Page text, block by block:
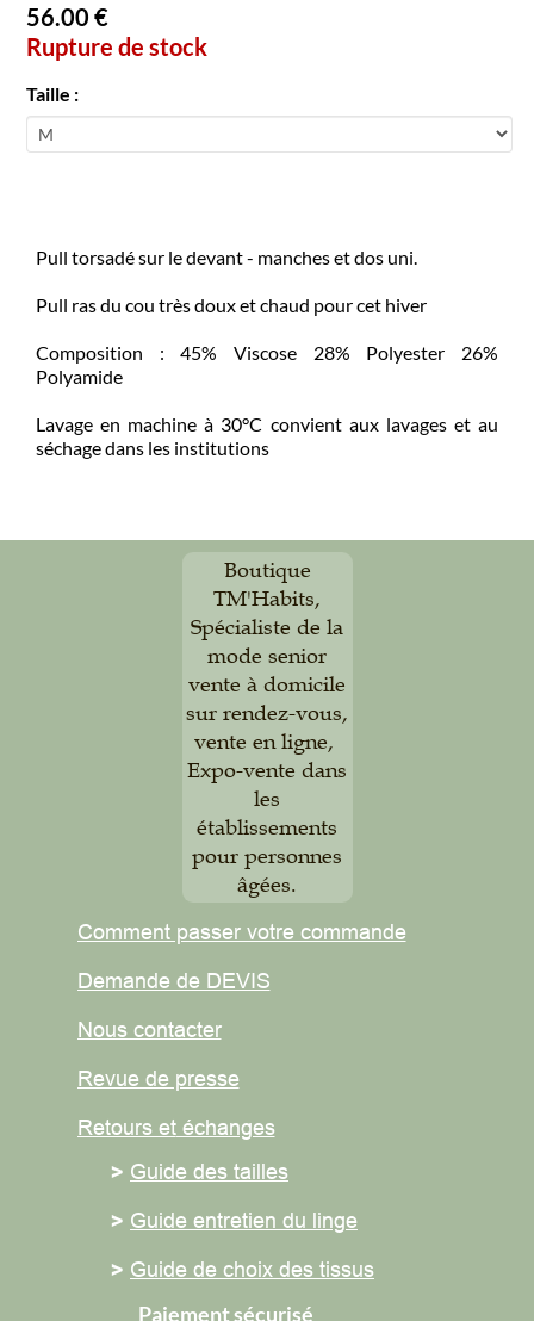
56.00 €
Rupture de stock
Taille :
Pull torsadé sur le devant - manches et dos uni.
Pull ras du cou très doux et chaud pour cet hiver
Composition : 45% Viscose 28% Polyester 26%
Polyamide
Lavage en machine à 30°C convient aux lavages et au
séchage dans les institutions
Boutique
TM'Habits,
Spécialiste de la
mode senior
vente à domicile
sur rendez-vous,
vente en ligne,
Expo-vente dans
les
établissements
pour personnes
âgées.
Comment passer votre commande
Demande de DEVIS
Nous contacter
Revue de presse
Retours etéchanges
> Guide des tailles
> Guide entretien du linge
> Guide de choix des tissus
Paiement sécurisé